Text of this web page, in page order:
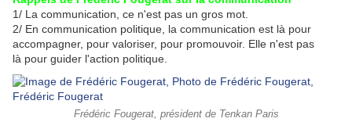
1/ La communication, ce n'est pas un gros mot.
2/ En communication politique, la communication est là pour
accompagner, pour valoriser, pour promouvoir. Elle n'est pas
là pour guider l'action politique.
Frédéric Fougerat, président de Tenkan Paris